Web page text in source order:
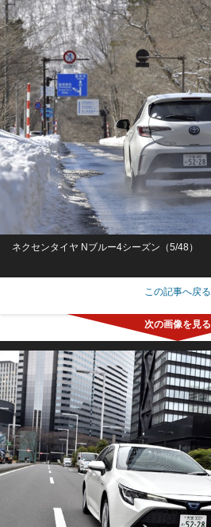
ネクセンタイヤ Nブルー4シーズン（5/48）
この記事へ戻る